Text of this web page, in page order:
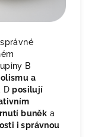
B
a
Dposilují
buněk a
i správnou